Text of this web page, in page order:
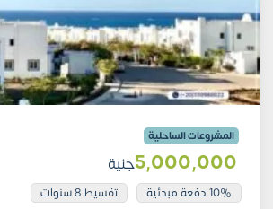
المشروعات الساحلية
5٬000٬000جنية
10% دفعة مبدئية تقسيط 8 سنوات